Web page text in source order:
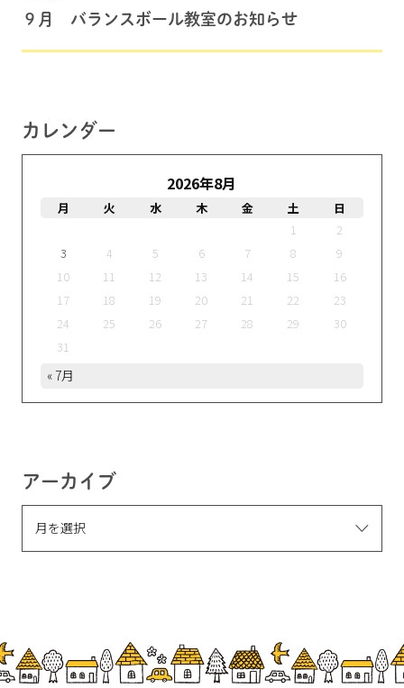
９月 バランスボール教室のお知らせ
カレンダー
2026年8月
月 火 水 木 金 土
日
1
2
3
4 5 6 7 8
9
10
11 12 13 14 15
16
17
18 19 20 21 22
23
24
25 26 27 28 29
30
31
« 7月
アーカイブ